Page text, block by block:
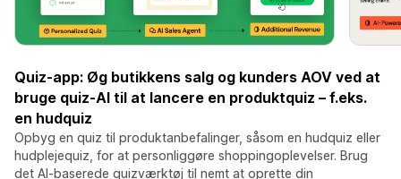
Quiz-app: Øg butikkens salg og kunders AOV ved at
bruge quiz-AI til at lancere en produktquiz – f.eks.
en hudquiz
Opbyg en quiz til produktanbefalinger, såsom en hudquiz eller
hudplejequiz, for at personliggøre shoppingoplevelser. Brug
det AI-baserede quizværktøj til nemt at oprette din